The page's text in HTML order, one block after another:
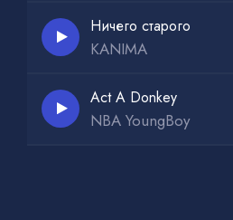
Ничего старого
KANIMA
Act A Donkey
NBA YoungBoy